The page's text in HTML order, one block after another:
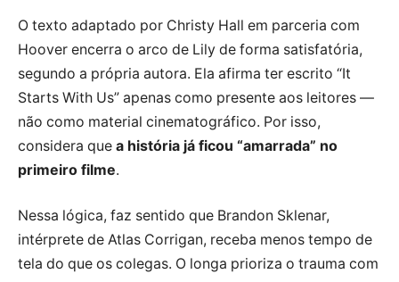
O texto adaptado por Christy Hall em parceria com
Hoover encerra o arco de Lily de forma satisfatória,
segundo a própria autora. Ela afirma ter escrito “It
Starts With Us” apenas como presente aos leitores —
não como material cinematográfico. Por isso,
considera que a história já ficou “amarrada” no
primeiro filme.
Nessa lógica, faz sentido que Brandon Sklenar,
intérprete de Atlas Corrigan, receba menos tempo de
tela do que os colegas. O longa prioriza o trauma com